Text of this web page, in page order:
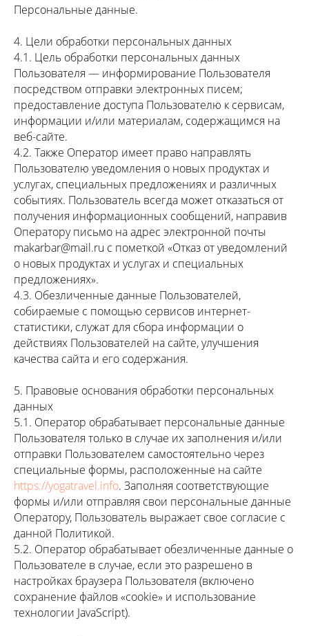
Персональные данные.
4. Цели обработки персональных данных
4.1. Цель обработки персональных данных
Пользователя — информирование Пользователя
посредством отправки электронных писем;
предоставление доступа Пользователю к сервисам,
информации и/или материалам, содержащимся на
веб-сайте.
4.2. Также Оператор имеет право направлять
Пользователю уведомления о новых продуктах и
услугах, специальных предложениях и различных
событиях. Пользователь всегда может отказаться от
получения информационных сообщений, направив
Оператору письмо на адрес электронной почты
makarbar@mail.ru с пометкой «Отказ от уведомлений
о новых продуктах и услугах и специальных
предложениях».
4.3. Обезличенные данные Пользователей,
собираемые с помощью сервисов интернет-
статистики, служат для сбора информации о
действиях Пользователей на сайте, улучшения
качества сайта и его содержания.
5. Правовые основания обработки персональных
данных
5.1. Оператор обрабатывает персональные данные
Пользователя только в случае их заполнения и/или
отправки Пользователем самостоятельно через
специальные формы, расположенные на сайте
https://yogatravel.info. Заполняя соответствующие
формы и/или отправляя свои персональные данные
Оператору, Пользователь выражает свое согласие с
данной Политикой.
5.2. Оператор обрабатывает обезличенные данные о
Пользователе в случае, если это разрешено в
настройках браузера Пользователя (включено
сохранение файлов «cookie» и использование
технологии JavaScript).